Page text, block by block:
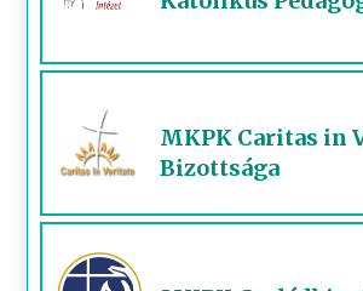
MKPK Caritas in
Bizottsága